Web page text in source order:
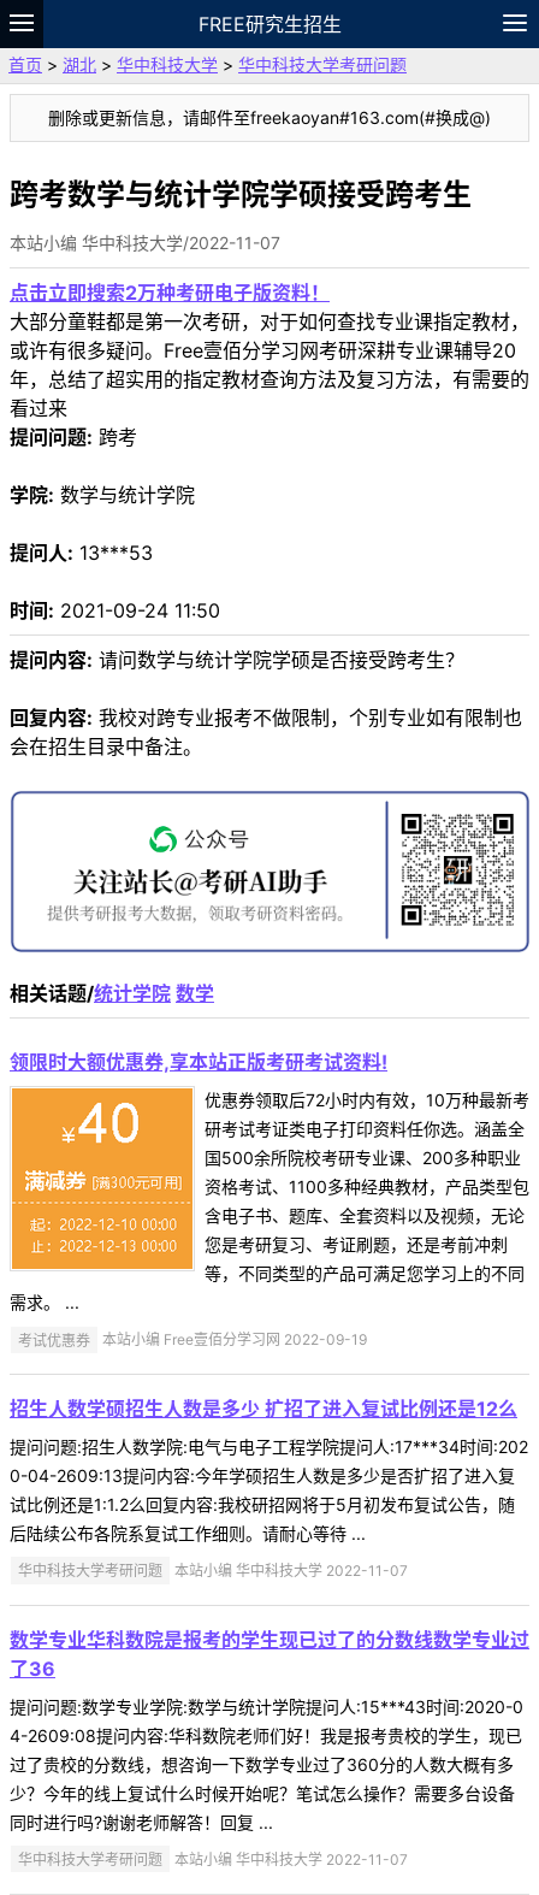
FREE研究生招生
题库
故事 专题 APP 笔记
论坛
VIP
资料
首页 > 湖北 > 华中科技大学 > 华中科技大学考研问题
删除或更新信息，请邮件至freekaoyan#163.com(#换成@)
跨考数学与统计学院学硕接受跨考生
本站小编 华中科技大学/2022-11-07
点击立即搜索2万种考研电子版资料！
大部分童鞋都是第一次考研，对于如何查找专业课指定教材，
或许有很多疑问。Free壹佰分学习网考研深耕专业课辅导20
年，总结了超实用的指定教材查询方法及复习方法，有需要的
看过来
提问问题: 跨考
学院: 数学与统计学院
提问人: 13***53
时间: 2021-09-24 11:50
提问内容: 请问数学与统计学院学硕是否接受跨考生？
回复内容: 我校对跨专业报考不做限制，个别专业如有限制也
会在招生目录中备注。
相关话题/统计学院 数学
领限时大额优惠券,享本站正版考研考试资料!
优惠券领取后72小时内有效，10万种最新考
研考试考证类电子打印资料任你选。涵盖全
国500余所院校考研专业课、200多种职业
资格考试、1100多种经典教材，产品类型包
含电子书、题库、全套资料以及视频，无论
您是考研复习、考证刷题，还是考前冲刺
等，不同类型的产品可满足您学习上的不同
需求。 ...
考试优惠券 本站小编 Free壹佰分学习网 2022-09-19
招生人数学硕招生人数是多少 扩招了进入复试比例还是12么
提问问题:招生人数学院:电气与电子工程学院提问人:17***34时间:202
0-04-2609:13提问内容:今年学硕招生人数是多少是否扩招了进入复
试比例还是1:1.2么回复内容:我校研招网将于5月初发布复试公告，随
后陆续公布各院系复试工作细则。请耐心等待 ...
华中科技大学考研问题 本站小编 华中科技大学 2022-11-07
数学专业华科数院是报考的学生现已过了的分数线数学专业过
了36
提问问题:数学专业学院:数学与统计学院提问人:15***43时间:2020-0
4-2609:08提问内容:华科数院老师们好！我是报考贵校的学生，现已
过了贵校的分数线，想咨询一下数学专业过了360分的人数大概有多
少？今年的线上复试什么时候开始呢？笔试怎么操作？需要多台设备
同时进行吗?谢谢老师解答！回复 ...
华中科技大学考研问题 本站小编 华中科技大学 2022-11-07